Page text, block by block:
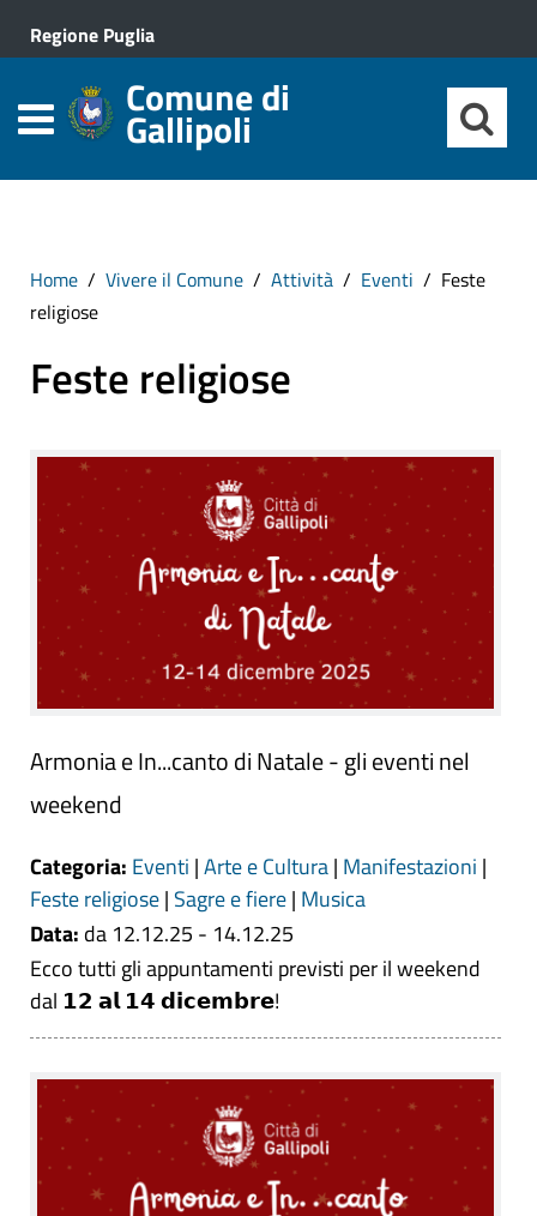
Regione Puglia
Comune di
Gallipoli
Home Vivere il Comune Attività Eventi
Feste
religiose
Feste religiose
Armonia e In...canto di Natale - gli eventi nel
weekend
Categoria: Eventi |Arte e Cultura| Manifestazioni |
Feste religiose| Sagre e fiere| Musica
Data: da 12.12.25 - 14.12.25
Ecco tutti gli appuntamenti previsti per il weekend
dal 𝟭𝟮 𝗮𝗹 𝟭𝟰 𝗱𝗶𝗰𝗲𝗺𝗯𝗿𝗲!